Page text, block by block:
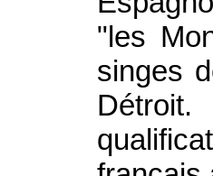
"les
singes